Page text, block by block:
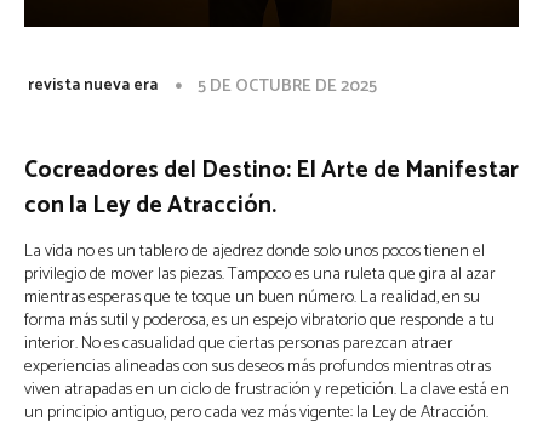
revista nueva era 5 DE OCTUBRE DE 2025
Cocreadores del Destino: El Arte de Manifestar
con la Ley de Atracción.
La vida no es un tablero de ajedrez donde solo unos pocos tienen el
privilegio de mover las piezas. Tampoco es una ruleta que gira al azar
mientras esperas que te toque un buen número. La realidad, en su
forma más sutil y poderosa, es un espejo vibratorio que responde a tu
interior. No es casualidad que ciertas personas parezcan atraer
experiencias alineadas con sus deseos más profundos mientras otras
viven atrapadas en un ciclo de frustración y repetición. La clave está en
un principio antiguo, pero cada vez más vigente: la Ley de Atracción.